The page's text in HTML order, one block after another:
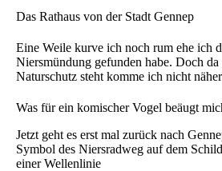
Das Rathaus von der Stadt Gennep
Eine Weile kurve ich noch rum ehe ich
Niersmündung gefunden habe. Doch da
Naturschutz steht komme ich nicht
Was für ein komischer Vogel beäugt
Jetzt geht es erst mal zurück nach
Symbol des Niersradweg auf dem
einer Wellenlinie